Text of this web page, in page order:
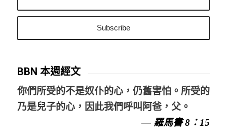
BBN 本週經文
你們所受的不是奴仆的心，仍舊害怕。所受的
乃是兒子的心，因此我們呼叫阿爸，父。
— 羅馬書 8：15